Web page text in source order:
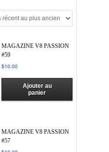
MAGAZINE V8 PASSION
#59
$10.00
Ajouter au
panier
MAGAZINE V8 PASSION
#57